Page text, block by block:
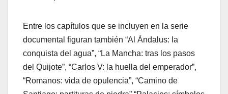
Entre los capítulos que se incluyen en la serie
documental figuran también “Al Ándalus: la
conquista del agua”, “La Mancha: tras los pasos
del Quijote”, “Carlos V: la huella del emperador”,
“Romanos: vida de opulencia”, “Camino de